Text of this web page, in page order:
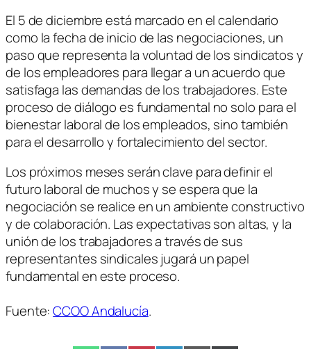
El 5 de diciembre está marcado en el calendario
como la fecha de inicio de las negociaciones, un
paso que representa la voluntad de los sindicatos y
de los empleadores para llegar a un acuerdo que
satisfaga las demandas de los trabajadores. Este
proceso de diálogo es fundamental no solo para el
bienestar laboral de los empleados, sino también
para el desarrollo y fortalecimiento del sector.
Los próximos meses serán clave para definir el
futuro laboral de muchos y se espera que la
negociación se realice en un ambiente constructivo
y de colaboración. Las expectativas son altas, y la
unión de los trabajadores a través de sus
representantes sindicales jugará un papel
fundamental en este proceso.
Fuente:CCOO Andalucía.